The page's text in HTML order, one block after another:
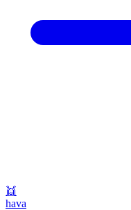
👯
hava